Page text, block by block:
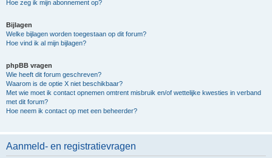
Hoe zeg ik mijn abonnement op?
Bijlagen
Welke bijlagen worden toegestaan op dit forum?
Hoe vind ik al mijn bijlagen?
phpBB vragen
Wie heeft dit forum geschreven?
Waarom is de optie X niet beschikbaar?
Met wie moet ik contact opnemen omtrent misbruik en/of wettelijke kwesties in verband
met dit forum?
Hoe neem ik contact op met een beheerder?
Aanmeld- en registratievragen